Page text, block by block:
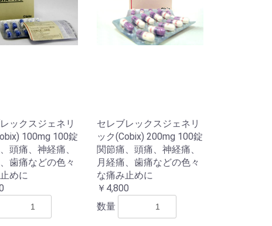
ックスジェネリ
100mg 100錠
頭痛、神経痛、
歯痛などの色々
めに
セレブレックスジェネリ
ック(Cobix) 200mg 100錠
関節痛、頭痛、神経痛、
月経痛、歯痛などの色々
な痛み止めに
￥4,800
数量